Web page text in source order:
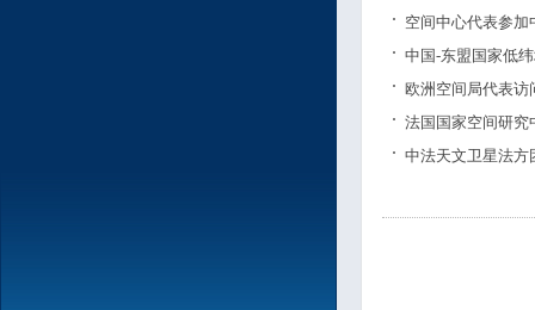
空间中心代表参
中国-东盟国家低
欧洲空间局代表访
法国国家空间研究
中法天文卫星法方